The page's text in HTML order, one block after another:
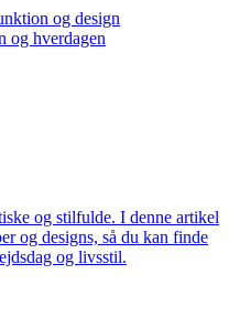
og design
og hverdagen
og stilfulde. I denne artikel
og designs, så du kan finde
og livsstil.